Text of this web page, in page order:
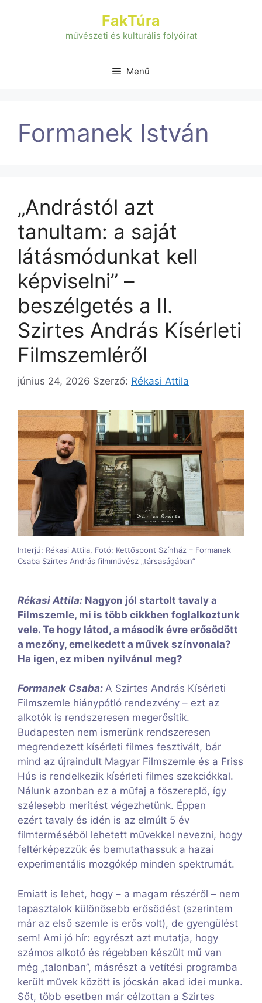
FakTúra
művészeti és kulturális folyóirat
Menü
Formanek István
„Andrástól azt
tanultam: a saját
látásmódunkat kell
képviselni” –
beszélgetés a II.
Szirtes András Kísérleti
Filmszemléről
június 24, 2026 Szerző: Rékasi Attila
Interjú: Rékasi Attila, Fotó: Kettőspont Színház – Formanek
Csaba Szirtes András filmművész „társaságában”
Rékasi Attila: Nagyon jól startolt tavaly a
Filmszemle, mi is több cikkben foglalkoztunk
vele. Te hogy látod, a második évre erősödött
a mezőny, emelkedett a művek színvonala?
Ha igen, ez miben nyilvánul meg?
Formanek Csaba: A Szirtes András Kísérleti
Filmszemle hiánypótló rendezvény – ezt az
alkotók is rendszeresen megerősítik.
Budapesten nem ismerünk rendszeresen
megrendezett kísérleti filmes fesztivált, bár
mind az újraindult Magyar Filmszemle és a Friss
Hús is rendelkezik kísérleti filmes szekciókkal.
Nálunk azonban ez a műfaj a főszereplő, így
szélesebb merítést végezhetünk. Éppen
ezért tavaly és idén is az elmúlt 5 év
filmterméséből lehetett művekkel nevezni, hogy
feltérképezzük és bemutathassuk a hazai
experimentális mozgókép minden spektrumát.
Emiatt is lehet, hogy – a magam részéről – nem
tapasztalok különösebb erősödést (szerintem
már az első szemle is erős volt), de gyengülést
sem! Ami jó hír: egyrészt azt mutatja, hogy
számos alkotó és régebben készült mű van
még „talonban”, másrészt a vetítési programba
került művek között is jócskán akad idei munka.
Sőt, több esetben már célzottan a Szirtes